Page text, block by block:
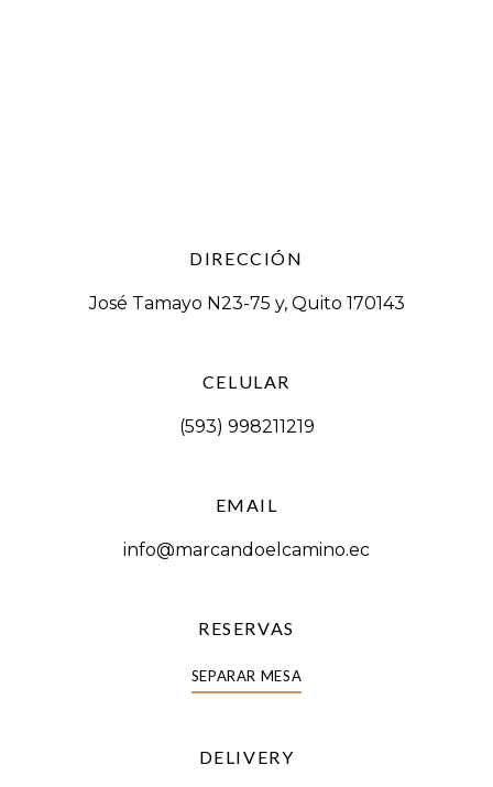
DIRECCIÓN
José Tamayo N23-75 y, Quito 170143
CELULAR
(593) 998211219
EMAIL
info@marcandoelcamino.ec
RESERVAS
SEPARAR MESA
DELIVERY